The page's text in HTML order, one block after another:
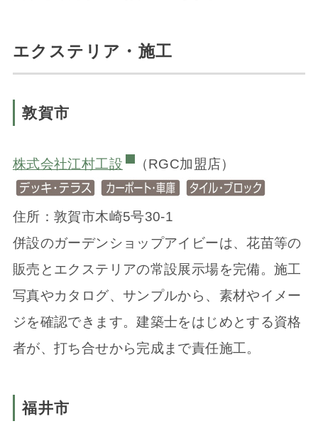
エクステリア・施工
敦賀市
株式会社江村工設 （RGC加盟店）
住所：敦賀市木崎5号30-1
併設のガーデンショップアイビーは、花苗等の
販売とエクステリアの常設展示場を完備。施工
写真やカタログ、サンプルから、素材やイメー
ジを確認できます。建築士をはじめとする資格
者が、打ち合せから完成まで責任施工。
福井市